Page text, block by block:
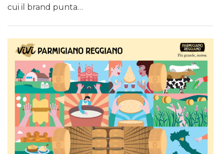
cui il brand punta…